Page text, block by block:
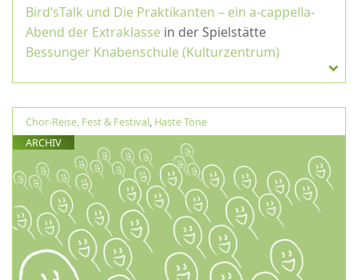
Bird’sTalk und Die Praktikanten – ein a-cappella-
Abend der Extraklasse in der Spielstätte
Bessunger Knabenschule (Kulturzentrum)
Chor-Reise, Fest & Festival, Haste Töne
ARCHIV